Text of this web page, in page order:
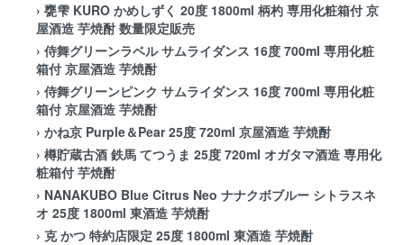
› 甕雫 KURO かめしずく 20度 1800ml 柄杓 専用化粧箱付 京
屋酒造 芋焼酎 数量限定販売
› 侍舞グリーンラベル サムライダンス 16度 700ml 専用化粧
箱付 京屋酒造 芋焼酎
› 侍舞グリーンピンク サムライダンス 16度 700ml 専用化粧
箱付 京屋酒造 芋焼酎
› かね京 Purple＆Pear 25度 720ml 京屋酒造 芋焼酎
› 樽貯蔵古酒 鉄馬 てつうま 25度 720ml オガタマ酒造 専用化
粧箱付 芋焼酎
› NANAKUBO Blue Citrus Neo ナナクボブルー シトラスネ
オ 25度 1800ml 東酒造 芋焼酎
› 克 かつ 特約店限定 25度 1800ml 東酒造 芋焼酎